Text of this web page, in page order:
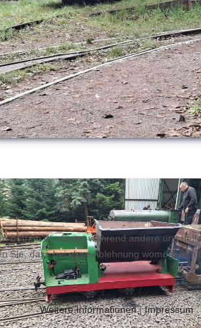
Betrieb der Seite, während andere uns
dass bei einer Ablehnung womöglich
Weitere Informationen|Impressum